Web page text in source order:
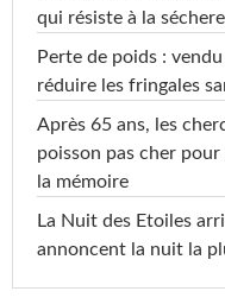
qui résiste à la
Perte de poids :
réduire les fringales
Après 65 ans, les
poisson pas cher
la mémoire
La Nuit des Etoiles
annoncent la nuit la